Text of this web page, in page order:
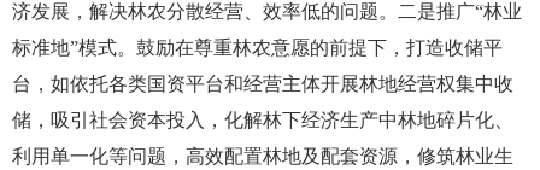
济发展，解决林农分散经营、效率低的问题。二是推广“林业
标准地”模式。鼓励在尊重林农意愿的前提下，打造收储平
台，如依托各类国资平台和经营主体开展林地经营权集中收
储，吸引社会资本投入，化解林下经济生产中林地碎片化、
利用单一化等问题，高效配置林地及配套资源，修筑林业生